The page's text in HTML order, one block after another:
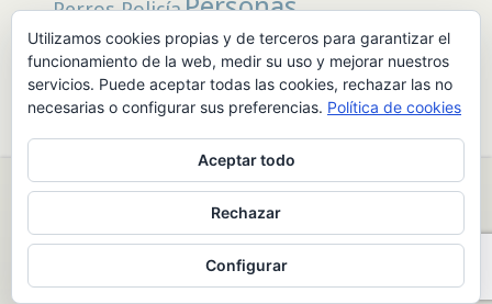
Perros Policía
Desaparecidas Policía Policía Local
Policía Nacionalrastro rescate Restos
humanosTerremoto Tertulias Caninas Unidad
canina Veneno Video
© 2026 PerrosdeBusqueda |Política de Privacidad y Aviso Legal|
Utilizamos cookies propias y de terceros para garantizar el
funcionamiento de la web, medir su uso y mejorar nuestros
servicios. Puede aceptar todas las cookies, rechazar las no
necesarias o configurar sus preferencias. Política de cookies
Aceptar todo
Rechazar
Configurar